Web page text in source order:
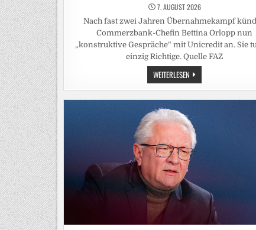
7. AUGUST 2026
Nach fast zwei Jahren Übernahmekampf
Commerzbank-Chefin Bettina Orlopp nun
„konstruktive Gespräche“ mit Unicredit an. Sie
einzig Richtige. Quelle FAZ
WEITERLESEN ZUKUNFT
DER
COMMERZBANK:
TRADITION
GESCHÄFTSMODELL